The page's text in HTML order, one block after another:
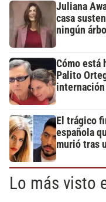
Juliana
casa
ningún
Cómo está
Palito
internación
El trágico
española
murió tras
Lo más visto